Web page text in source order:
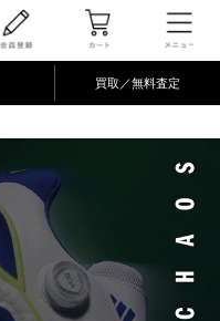
買取／無料査定